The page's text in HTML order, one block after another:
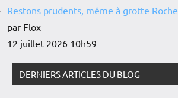
Restons prudents, même à grotte Roche
par Flox
12 juillet 2026 10h59
DERNIERS ARTICLES DU BLOG